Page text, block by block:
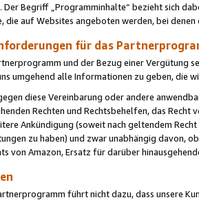
Begriff „Programminhalte“ bezieht sich
die auf Websites angeboten werden, bei
für das
und der Bezug einer Vergütung
umgehend alle Informationen zu geben, die
diese Vereinbarung oder andere
Rechten und Rechtsbehelfen, das
Ankündigung (soweit nach geltendem
zu haben) und zwar unabhängig davon,
von Amazon, Ersatz für darüber
führt nicht dazu, dass unsere